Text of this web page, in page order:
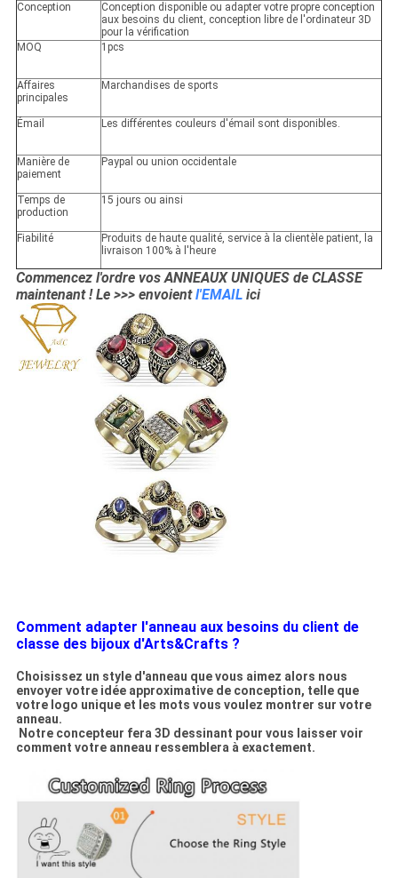
Conception
Conception disponible ou adapter votre propre conception
aux besoins du client, conception libre de l'ordinateur 3D
pour la vérification
MOQ
1pcs
Affaires
principales
Marchandises de sports
Émail Les différentes couleurs d'émail sont disponibles.
Manière de
paiement
Paypal ou union occidentale
Temps de
production
15 jours ou ainsi
Fiabilité
Produits de haute qualité, service à la clientèle patient, la
livraison 100% à l'heure
Commencez l'ordre vos ANNEAUX UNIQUES de CLASSE
maintenant ! Le >>> envoientl'EMAIL ici
Comment adapter l'anneau aux besoins du client de
classe des bijoux d'Arts&Crafts ?
Choisissez un style d'anneau que vous aimez alors nous
envoyer votre idée approximative de conception, telle que
votre logo unique et les mots vous voulez montrer sur votre
anneau.
Notre concepteur fera 3D dessinant pour vous laisser voir
comment votre anneau ressemblera à exactement.